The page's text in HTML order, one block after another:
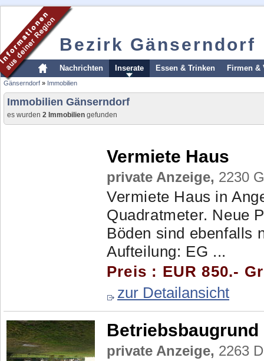
Bezirk Gänserndorf
Nachrichten Inserate Essen & Trinken Firmen &
Gänserndorf » Immobilien
Immobilien Gänserndorf
es wurden 2 Immobilien gefunden
Vermiete Haus
private Anzeige, 2230
Vermiete Haus in
Quadratmeter. Neue
Böden sind ebenfalls
Aufteilung: EG ...
Preis : EUR 850.-
zur Detailansicht
Betriebsbaugrund
private Anzeige, 2263